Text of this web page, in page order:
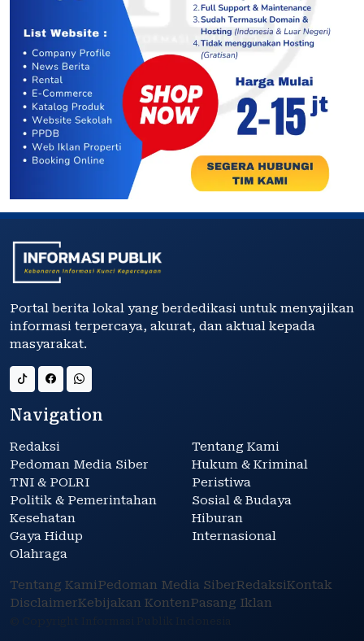
Portal berita lokal yang berdedikasi untuk menyajikan
informasi terpercaya, akurat, dan aktual kepada
masyarakat.
Navigation
Redaksi
Tentang Kami
Pedoman Media Siber
Hukum & Kriminal
TNI & POLRI
Peristiwa
Politik & Pemerintahan
Sosial & Budaya
Kesehatan
Hiburan
Gaya Hidup
Internasional
Olahraga
Tentang KamiPedoman Media SiberRedaksiKontak
DisclaimerKebijakan KontenPasang Iklan